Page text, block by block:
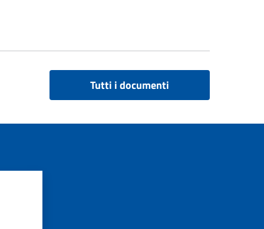
Tutti i documenti